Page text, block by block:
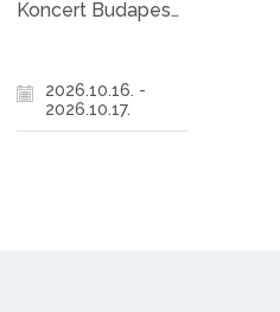
Koncert Budapest
2026.10.16. -
2026.10.17.